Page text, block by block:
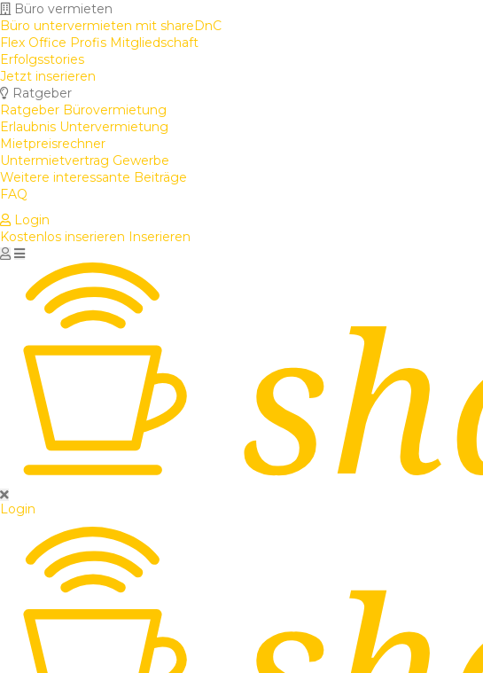
Büro vermieten
Büro untervermieten mit shareDnC
Flex Office Profis Mitgliedschaft
Erfolgsstories
Jetzt inserieren
Ratgeber
Ratgeber Bürovermietung
Erlaubnis Untervermietung
Mietpreisrechner
Untermietvertrag Gewerbe
Weitere interessante Beiträge
FAQ
Login
Kostenlos inserieren Inserieren
Login